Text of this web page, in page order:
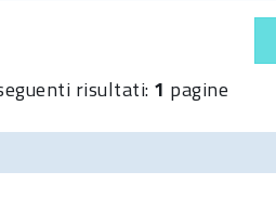
risultati: 1 pagine